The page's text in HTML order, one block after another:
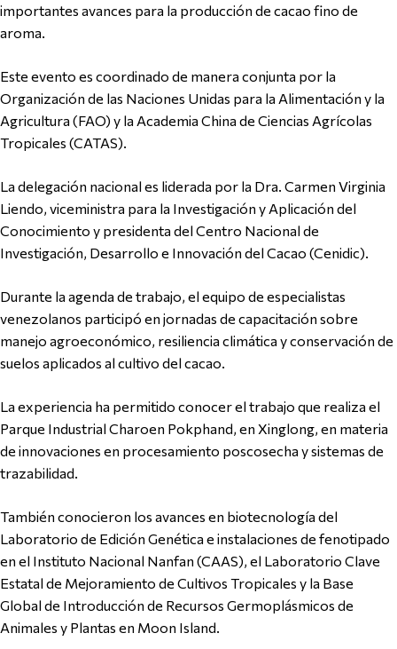
importantes avances para la producción de cacao fino de
aroma.
Este evento es coordinado de manera conjunta por la
Organización de las Naciones Unidas para la Alimentación y la
Agricultura (FAO) y la Academia China de Ciencias Agrícolas
Tropicales (CATAS).
La delegación nacional es liderada por la Dra. Carmen Virginia
Liendo, viceministra para la Investigación y Aplicación del
Conocimiento y presidenta del Centro Nacional de
Investigación, Desarrollo e Innovación del Cacao (Cenidic).
Durante la agenda de trabajo, el equipo de especialistas
venezolanos participó en jornadas de capacitación sobre
manejo agroeconómico, resiliencia climática y conservación de
suelos aplicados al cultivo del cacao.
La experiencia ha permitido conocer el trabajo que realiza el
Parque Industrial Charoen Pokphand, en Xinglong, en materia
de innovaciones en procesamiento poscosecha y sistemas de
trazabilidad.
También conocieron los avances en biotecnología del
Laboratorio de Edición Genética e instalaciones de fenotipado
en el Instituto Nacional Nanfan (CAAS), el Laboratorio Clave
Estatal de Mejoramiento de Cultivos Tropicales y la Base
Global de Introducción de Recursos Germoplásmicos de
Animales y Plantas en Moon Island.